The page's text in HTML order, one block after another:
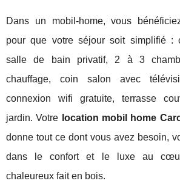
Dans un mobil-home, vous
pour que votre séjour soit simplifié :
salle de bain privatif, 2 à 3
chauffage, coin salon avec
connexion wifi gratuite, terrasse
jardin. Votre location mobil home
donne tout ce dont vous avez besoin,
dans le confort et le luxe au
chaleureux fait en bois.